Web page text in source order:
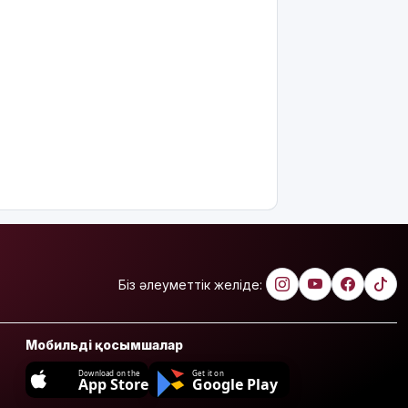
Біз әлеуметтік желіде:
Мобильді қосымшалар
Download on the
App Store
Get it on
Google Play